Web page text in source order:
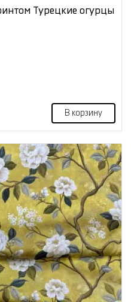
Турецкие огурцы
В корзину